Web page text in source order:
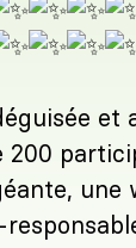
200
une